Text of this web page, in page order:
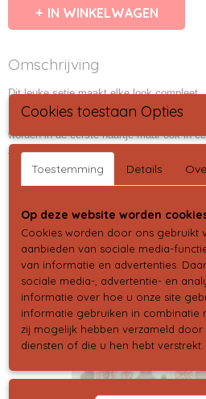
IN WINKELWAGEN
Omschrijving
Dit leuke setje maakt elke look compleet.
De haarspeldjes zitten op klik klak klipjes
worden in de eerste haartje maar ook in
Ook interessant
Cookies toestaan Opties
Toestemming Details
Op deze website worden
Cookies worden door ons gebruikt
aanbieden van sociale media-
van informatie en advertenties.
sociale media-, advertentie- en
informatie over hoe u onze site
informatie gebruiken in combinatie
zij mogelijk hebben verzameld
diensten of die u hen hebt verstrekt.